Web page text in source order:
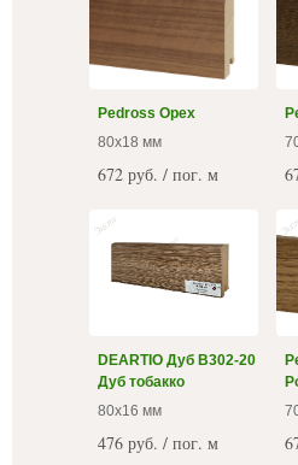
Pedross Орех
80х18 мм
672 руб. / пог. м
DEARTIO Дуб B302-20
Дуб тобакко
80x16 мм
476 руб. / пог. м